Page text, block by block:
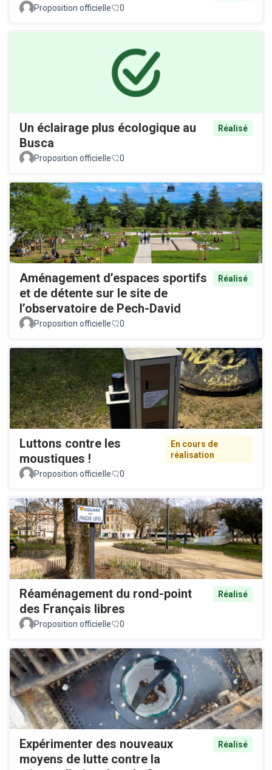
Proposition officielle
0
Un éclairage plus écologique au
Busca
Réalisé
Proposition officielle 0
Aménagement d’espaces sportifs
et de détente sur le site de
l’observatoire de Pech-David
Réalisé
Proposition officielle 0
Luttons contre les
moustiques !
En cours de
réalisation
Proposition officielle
0
Réaménagement du rond-point
des Français libres
Réalisé
Proposition officielle 0
Expérimenter des nouveaux
moyens de lutte contre la
Réalisé